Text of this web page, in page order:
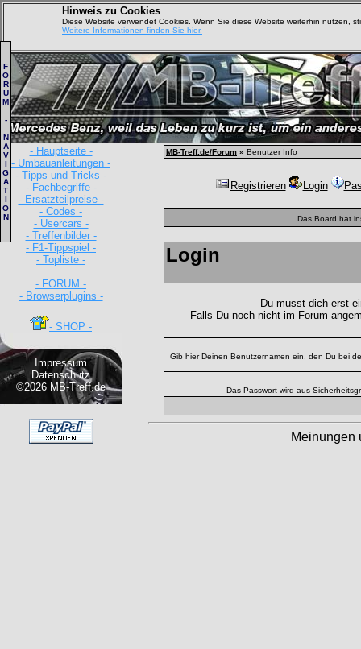
Hinweis zu Cookies
Diese Website verwendet Cookies. Wenn Sie diese Website weiterhin nutzen,
Weitere Informationen finden Sie hier.
- Hauptseite -
- Umbauanleitungen -
- Tipps und Tricks -
- Fachbegriffe -
- Ersatzteilpreise -
- Codes -
- Usercars -
- Treffenbilder -
- F1-Tippspiel -
- Topliste -
- FORUM -
- Browserplugins -
- SHOP -
Impressum
Datenschutz
©2026 MB-Treff.de
F
O
R
U
M
-
N
A
V
I
G
A
T
I
O
N
MB-Treff.de/Forum » Benutzer Info
Registrieren Login
Das Board hat
Login
Du musst dich erst
Falls Du noch nicht im Forum
Gib hier Deinen Benutzernamen ein, den Du bei
Das Passwort wird aus
Meinungen